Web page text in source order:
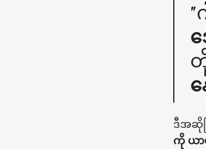
"
ဒီအဆို
ကို ယာ